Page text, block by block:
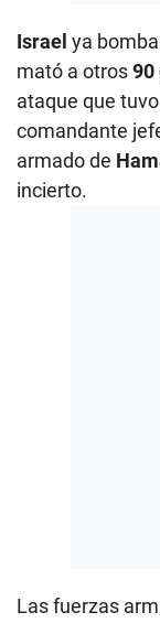
Israel ya
mató a otros90
ataque que
comandante
armado de
incierto.
Las fuerzas